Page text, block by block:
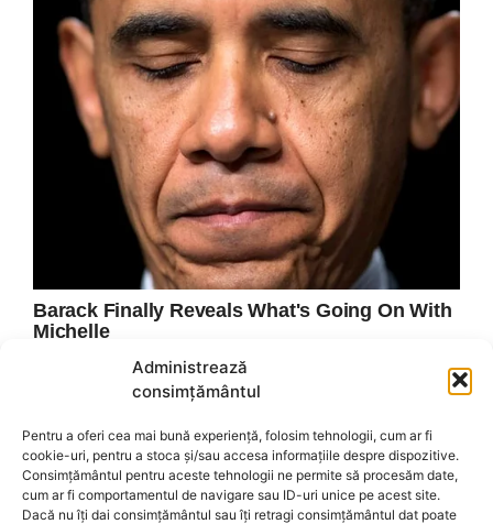
Administrează
consimțământul
Pentru a oferi cea mai bună experiență, folosim tehnologii, cum ar fi
cookie-uri, pentru a stoca și/sau accesa informațiile despre dispozitive.
Consimțământul pentru aceste tehnologii ne permite să procesăm date,
cum ar fi comportamentul de navigare sau ID-uri unice pe acest site.
Dacă nu îți dai consimțământul sau îți retragi consimțământul dat poate